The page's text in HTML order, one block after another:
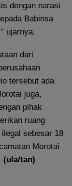
dengan narasi
Babinsa
ujarnya.
dari
tersebut ada
juga,
pihak
ruang
sebesar 18
Morotai
(ula/tan)